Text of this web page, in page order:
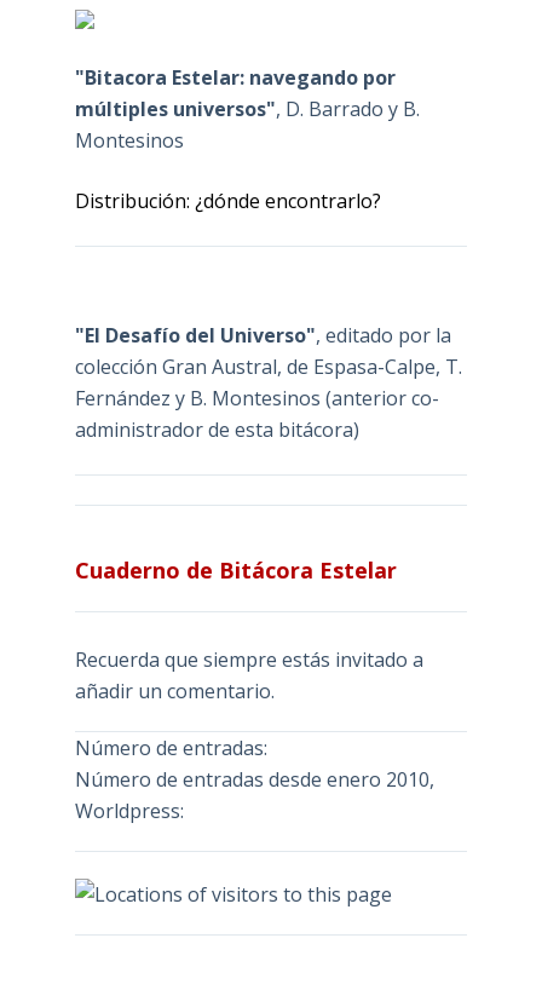
"Bitacora Estelar: navegando por
múltiples universos", D. Barrado y B.
Montesinos
Distribución: ¿dónde encontrarlo?
"El Desafío del Universo", editado por la
colección Gran Austral, de Espasa-Calpe, T.
Fernández y B. Montesinos (anterior co-
administrador de esta bitácora)
Cuaderno de Bitácora Estelar
Recuerda que siempre estás invitado a
añadir un comentario.
Número de entradas:
Número de entradas desde enero 2010,
Worldpress: